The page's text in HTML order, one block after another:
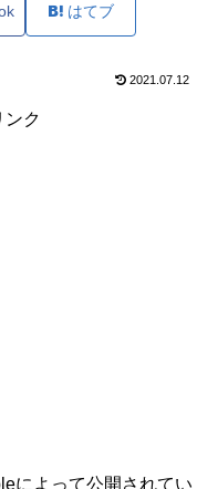
はてブ
2021.07.12
ンク
によって公開されてい